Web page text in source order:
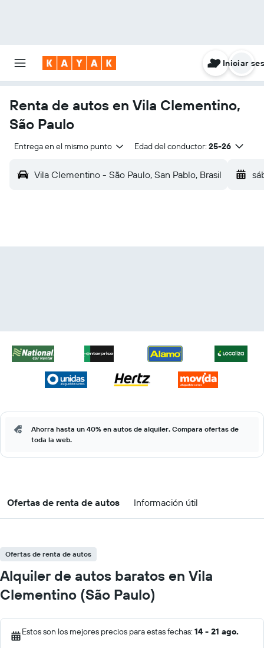
Iniciar
Renta de autos en Vila Clementino,
São Paulo
Entrega en el mismo punto Edad del conductor: 25-26
Vila Clementino - São Paulo, San Pablo, Brasil
Ahorra hasta un 40% en autos de alquiler. Compara ofertas de
toda la web.
Ofertas de renta de autos Información útil
Ofertas de renta de autos
Alquiler de autos baratos en Vila
Clementino (São Paulo)
Estos son los mejores precios para estas fechas: 14 - 21 ago.